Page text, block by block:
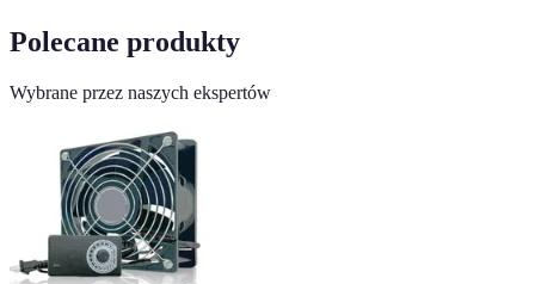
Polecane produkty
Wybrane przez naszych ekspertów